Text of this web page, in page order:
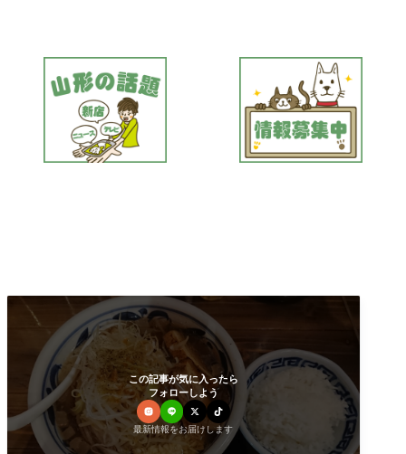
この記事が気に入ったら
フォローしよう
最新情報をお届けします